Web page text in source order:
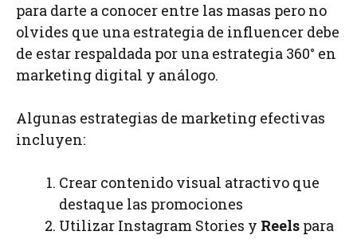
para darte a conocer entre las masas pero no
olvides que una estrategia de influencer debe
de estar respaldada por una estrategia 360° en
marketing digital y análogo.
Algunas estrategias de marketing efectivas
incluyen:
Crear contenido visual atractivo que
destaque las promociones
Utilizar Instagram Stories y Reels para